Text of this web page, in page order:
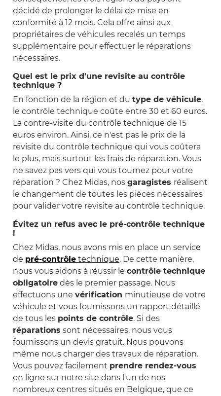
décidé de prolonger le délai de mise en
conformité à 12 mois. Cela offre ainsi aux
propriétaires de véhicules recalés un temps
supplémentaire pour effectuer le réparations
nécessaires.
Quel est le prix d'une revisite au contrôle
technique ?
En fonction de la région et du type de véhicule,
le contrôle technique coûte entre 30 et 60 euros.
La contre-visite du contrôle technique de 15
euros environ. Ainsi, ce n'est pas le prix de la
revisite du contrôle technique qui vous coûtera
le plus, mais surtout les frais de réparation. Vous
ne savez pas vers qui vous tournez pour votre
réparation ? Chez Midas, nos garagistes réalisent
le changement de toutes les pièces nécessaires
pour valider votre revisite au contrôle technique.
Évitez un refus avec le pré-contrôle technique
!
Chez Midas, nous avons mis en place un service
de pré-contrôle technique. De cette manière,
nous vous aidons à réussir le contrôle technique
obligatoire dès le premier passage. Nous
effectuons une vérification minutieuse de votre
véhicule et vous fournissons un rapport détaillé
de tous les points de contrôle. Si des
réparations sont nécessaires, nous vous
fournissons un devis gratuit. Nous pouvons
même nous charger des travaux de réparation.
Vous pouvez facilement prendre rendez-vous
en ligne sur notre site dans l'un de nos
nombreux centres situés en Belgique, que ce